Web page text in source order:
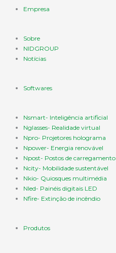
Empresa
Sobre
NIDGROUP
Notícias
Softwares
Nsmart- Inteligência artificial
Nglasses- Realidade virtual
Npro- Projetores holograma
Npower- Energia renovável
Npost- Postos de carregamento
Ncity- Mobilidade sustentável
Nkio- Quiosques multimédia
Nled- Painéis digitais LED
Nfire- Extinção de incêndio
Produtos